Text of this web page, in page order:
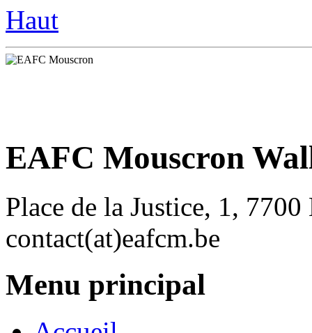
Haut
EAFC Mouscron
Place de la Justice, 1,
contact(at)eafcm.be
Menu principal